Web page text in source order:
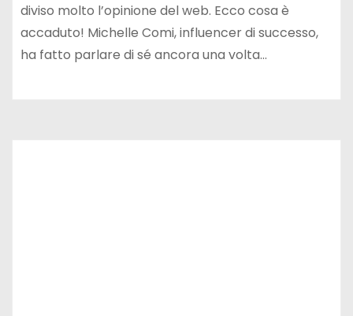
diviso molto l’opinione del web. Ecco cosa è
accaduto! Michelle Comi, influencer di successo,
ha fatto parlare di sé ancora una volta…